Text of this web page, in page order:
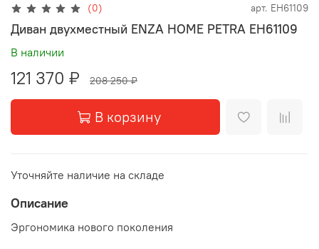
(0) арт. EH61109
Диван двухместный ENZA HOME PETRA EH61109
В наличии
121 370 ₽ 208 250 ₽
В корзину
Уточняйте наличие на складе
Описание
Эргономика нового поколения